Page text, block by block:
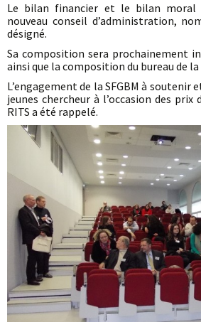
Le bilan financier et le bilan moral
nouveau conseil d’administration,
désigné.
Sa composition sera prochainement
ainsi que la composition du bureau de la
L’engagement de la SFGBM à soutenir
jeunes chercheur à l’occasion des
RITS a été rappelé.